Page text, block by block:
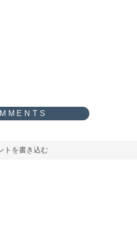
トを書き込む